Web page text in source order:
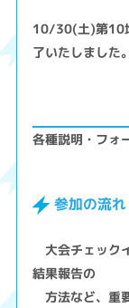
10/30(土)第10
了いたしました
各種説明・フォ
参加の流れ
大会チェック
結果報告の
方法など、重